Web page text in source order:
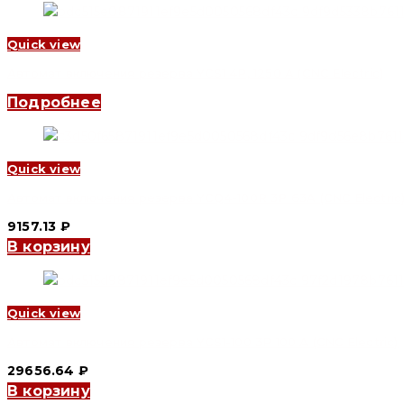
Quick view
Подробнее
Quick view
9157.13 ₽
В корзину
Quick view
29656.64 ₽
В корзину